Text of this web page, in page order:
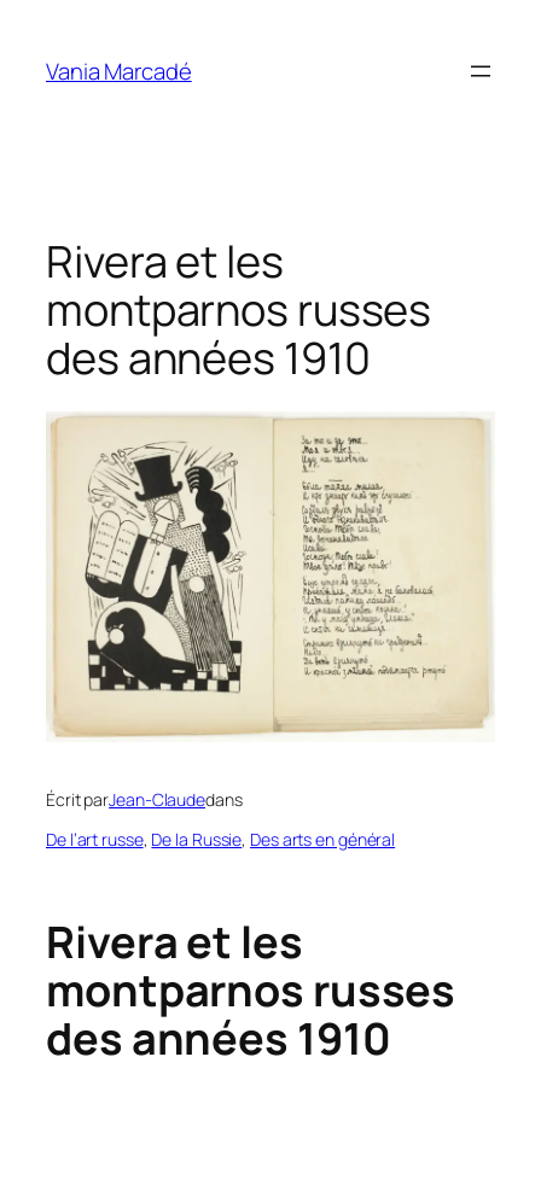
contenu
Vania Marcadé
Rivera et les
montparnos russes
des années 1910
Écrit parJean-Claudedans
De l’art russe, De la Russie, Des arts en général
Rivera et les
montparnos russes
des années 1910